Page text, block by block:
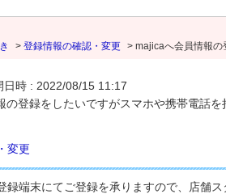
> 登録情報の確認・変更 > majicaへ会員情報の
日時 : 2022/08/15 11:17
の登録をしたいですがスマホや携帯電話
変更
録端末にてご登録を承りますので、店舗